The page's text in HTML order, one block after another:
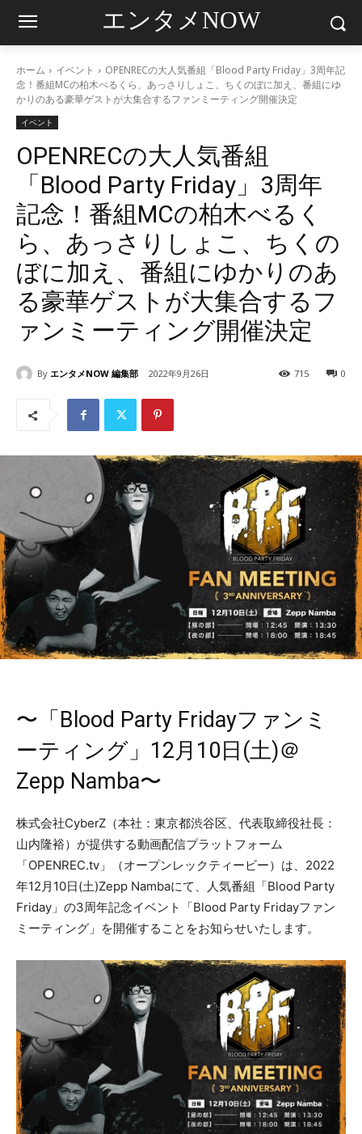
エンタメNOW
ホーム イベント
OPENRECの大人気番組「Blood Party Friday」3周年記
念！番組MCの柏木べるくら、あっさりしょこ、ちくのぼに加え、番組にゆ
かりのある豪華ゲストが大集合するファンミーティング開催決定
イベント
OPENRECの大人気番組
「Blood Party Friday」3周年
記念！番組MCの柏木べるく
ら、あっさりしょこ、ちくの
ぼに加え、番組にゆかりのあ
る豪華ゲストが大集合するフ
ァンミーティング開催決定
By エンタメNOW 編集部 2022年9月26日 0
715
〜「Blood Party Fridayファンミ
ーティング」12月10日(土)＠
Zepp Namba〜
株式会社CyberZ（本社：東京都渋谷区、代表取締役社長：
山内隆裕）が提供する動画配信プラットフォーム
「OPENREC.tv」（オープンレックティービー）は、2022
年12月10日(土)Zepp Nambaにて、人気番組「Blood Party
Friday」の3周年記念イベント「Blood Party Fridayファン
ミーティング」を開催することをお知らせいたします。